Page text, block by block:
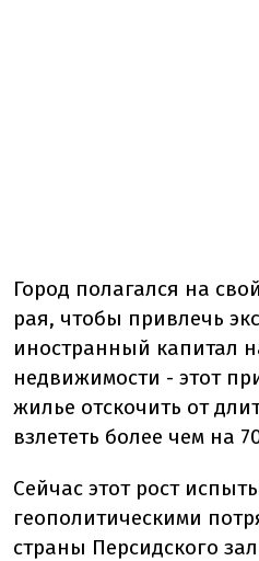
Город полагался на
рая, чтобы привлечь
иностранный капитал
недвижимости - этот
жилье отскочить от
взлететь более чем на
Сейчас этот рост
геополитическими
страны Персидского